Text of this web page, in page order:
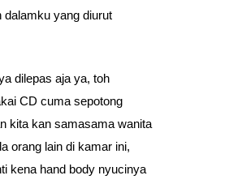
dalamku yang diurut
dilepas aja ya, toh
CD cuma sepotong
kita kan samasama wanita
orang lain di kamar ini,
kena hand body nyucinya